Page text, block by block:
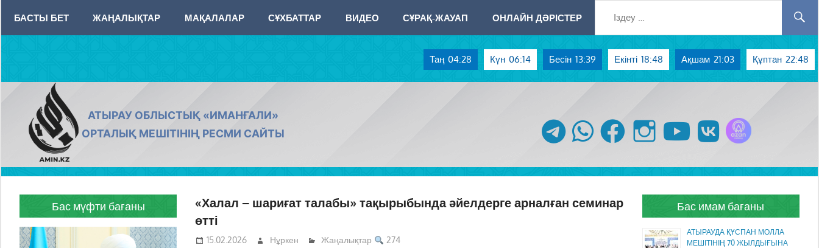
content
БАСТЫ БЕТ ЖАҢАЛЫҚТАР МАҚАЛАЛАР СҰХБАТТАР ВИДЕО СҰРАҚ-ЖАУАП ОНЛАЙН ДӘРІСТЕР
Таң 04:28 Күн 06:14 Бесін 13:39 Екінті 18:48 Ақшам 21:03 Құптан 22:48
AMIN.KZ
АТЫРАУ ОБЛЫСТЫҚ «ИМАНҒАЛИ»
ОРТАЛЫҚ МЕШІТІНІҢ РЕСМИ САЙТЫ
telegram whatsapp facebook instagram youtubevk
«Халал – шариғат талабы» тақырыбында әйелдерге арналған семинар
өтті
15.02.2026 Нұркен Жаңалықтар 274
Бас мүфти бағаны Бас имам бағаны
АТЫРАУДА ҚҰСПАН МОЛЛА
МЕШІТІНІҢ 70 ЖЫЛДЫҒЫНА